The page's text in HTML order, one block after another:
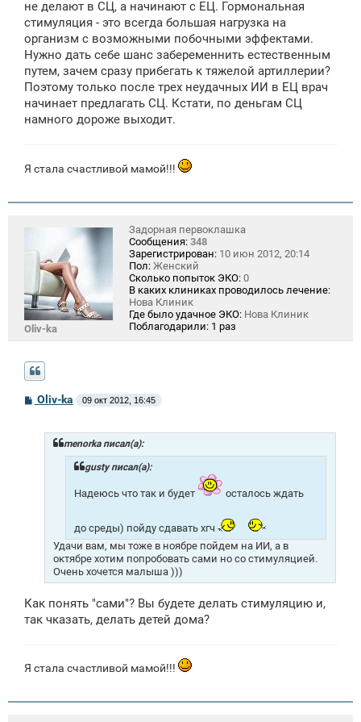
не делают в СЦ, а начинают с ЕЦ. Гормональная
стимуляция - это всегда большая нагрузка на
организм с возможными побочными эффектами.
Нужно дать себе шанс забеременнить естественным
путем, зачем сразу прибегать к тяжелой артиллерии?
Поэтому только после трех неудачных ИИ в ЕЦ врач
начинает предлагать СЦ. Кстати, по деньгам СЦ
намного дороже выходит.
Я стала счастливой мамой!!!
Oliv-ka
Задорная первоклашка
Сообщения: 348
Зарегистрирован: 10 июн 2012, 20:14
Пол: Женский
Сколько попыток ЭКО: 0
В каких клиниках проводилось лечение:
Нова Клиник
Где было удачное ЭКО: Нова Клиник
Поблагодарили: 1 раз
С
о
Oliv-ka 09 окт 2012, 16:45
menorka писал(а):
gusty писал(а):
Надеюсь что так и будет осталось ждать
до среды) пойду сдавать хгч
Удачи вам, мы тоже в ноябре пойдем на ИИ, а в
октябре хотим попробовать сами но со стимуляцией.
Очень хочется малыша )))
Как понять "сами"? Вы будете делать стимуляцию и,
так чказать, делать детей дома?
Я стала счастливой мамой!!!